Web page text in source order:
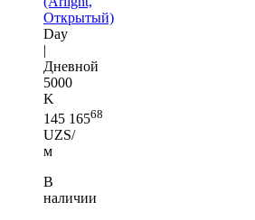
Открытый)
Day
|
Дневной
5000
K
145 16568
UZS/
м
В
наличии